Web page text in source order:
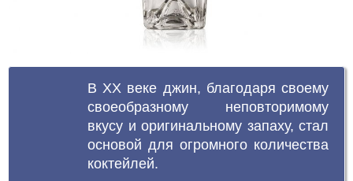
В XX веке джин, благодаря своему
своеобразному неповторимому
вкусу и оригинальному запаху, стал
основой для огромного количества
коктейлей.